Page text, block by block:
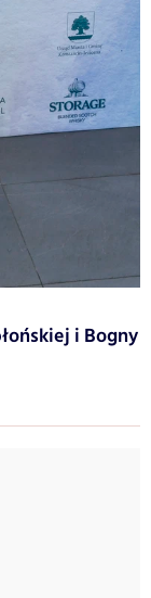
i Bogny